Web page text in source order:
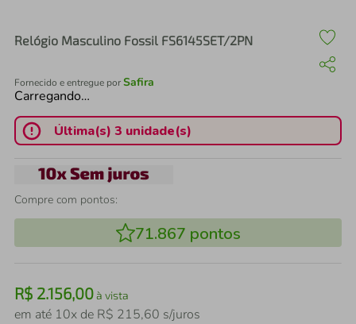
Relógio Masculino Fossil FS6145SET/2PN
Fornecido e entregue porSafira
Carregando…
Última(s) 3 unidade(s)
Compre com pontos:
71.867 pontos
R$ 2.156,00à vista
em até 10x de R$ 215,60 s/juros